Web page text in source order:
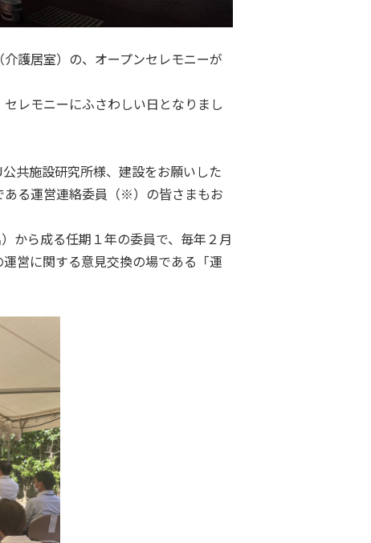
護居室）の、オープンセレモニーが
レモニーにふさわしい日となりまし
共施設研究所様、建設をお願いした
る運営連絡委員（※）の皆さまもお
から成る任期１年の委員で、毎年２月
営に関する意見交換の場である「運